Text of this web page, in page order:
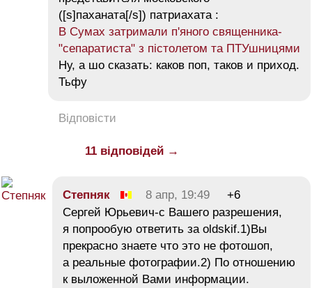
([s]паханата[/s]) патриахата :
В Сумах затримали п'яного священника-
"сепаратиста" з пістолетом та ПТУшницями
Ну, а шо сказать: каков поп, таков и приход.
Тьфу
Відповісти
11 відповідей →
Cтепняк 8 апр, 19:49
+6
Сергей Юрьевич-с Вашего разрешения,
я попрообую ответить за oldskif.1)Вы
прекрасно знаете что это не фотошоп,
а реальные фотографии.2) По отношению
к выложенной Вами информации.